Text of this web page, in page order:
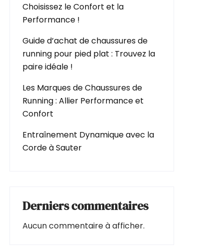
Choisissez le Confort et la
Performance !
Guide d’achat de chaussures de
running pour pied plat : Trouvez la
paire idéale !
Les Marques de Chaussures de
Running : Allier Performance et
Confort
Entraînement Dynamique avec la
Corde à Sauter
Derniers commentaires
Aucun commentaire à afficher.